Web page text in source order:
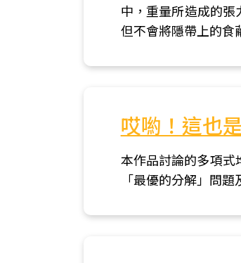
中，重量所造成的張
但不會將隱帶上的食
哎喲！這也
本作品討論的多項式
「最優的分解」問